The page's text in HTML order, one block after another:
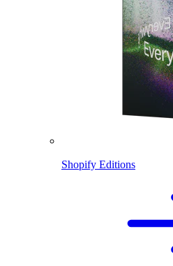
Shopify Editions